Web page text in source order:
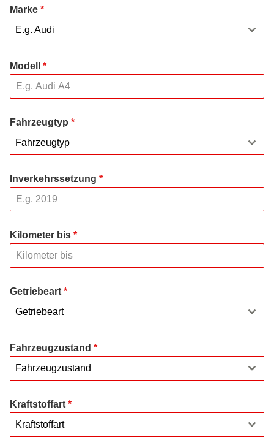
Marke *
E.g. Audi
Modell *
Fahrzeugtyp *
Fahrzeugtyp
Inverkehrssetzung *
Kilometer bis *
Getriebeart *
Getriebeart
Fahrzeugzustand *
Fahrzeugzustand
Kraftstoffart *
Kraftstoffart